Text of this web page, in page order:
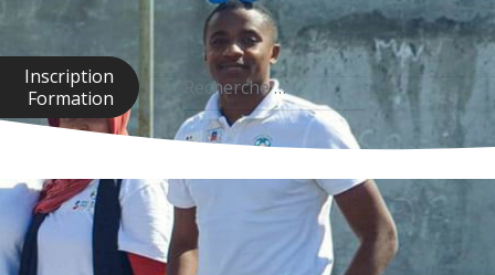
Inscription
Formation
Rechercher